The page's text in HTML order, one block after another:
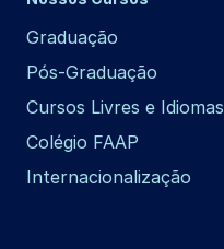
Graduação
Pós-Graduação
Cursos Livres e Idiomas
Colégio FAAP
Internacionalização